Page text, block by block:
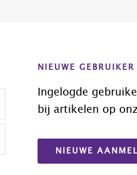
NIEUWE GEBRUIKER
Ingelogde
bij artikelen op
NIEUWE